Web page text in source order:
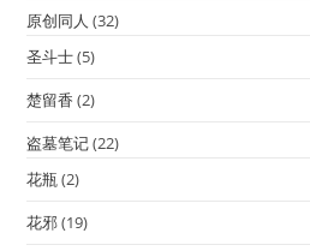
原创同人 (32)
圣斗士(5)
楚留香 (2)
盗墓笔记(22)
花瓶(2)
花邪(19)